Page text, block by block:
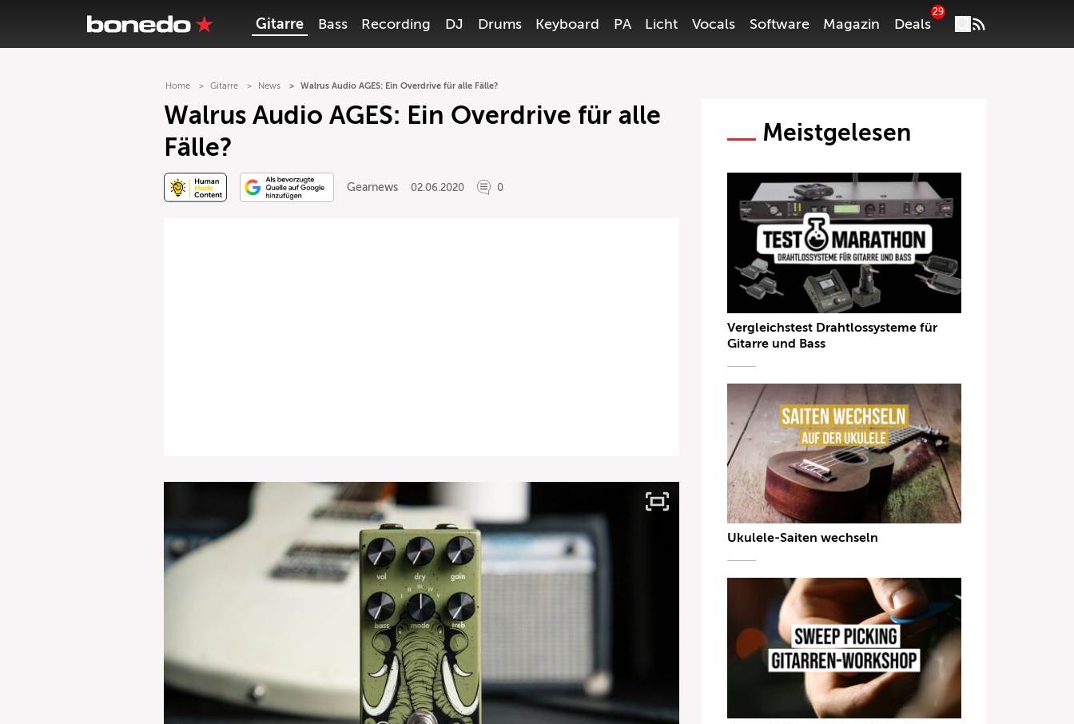
Gitarre Bass Recording DJ Drums Keyboard PA Licht Vocals Software Magazin Deals
29
Home Gitarre News Walrus Audio AGES: Ein Overdrive für alle Fälle?
Walrus Audio AGES: Ein Overdrive für alle
Fälle?
Gearnews 02.06.2020 0
Meistgelesen
Vergleichstest Drahtlossysteme für
Gitarre und Bass
Ukulele-Saiten wechseln